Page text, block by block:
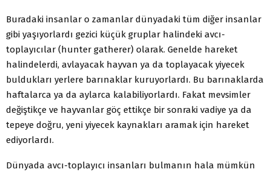
Buradaki insanlar o zamanlar dünyadaki tüm diğer insanlar
gibi yaşıyorlardı gezici küçük gruplar halindeki avcı-
toplayıcılar (hunter gatherer) olarak. Genelde hareket
halindelerdi, avlayacak hayvan ya da toplayacak yiyecek
buldukları yerlere barınaklar kuruyorlardı. Bu barınaklarda
haftalarca ya da aylarca kalabiliyorlardı. Fakat mevsimler
değiştikçe ve hayvanlar göç ettikçe bir sonraki vadiye ya da
tepeye doğru, yeni yiyecek kaynakları aramak için hareket
ediyorlardı.
Dünyada avcı-toplayıcı insanları bulmanın hala mümkün